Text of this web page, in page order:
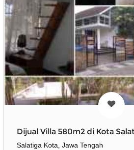
Dijual Villa 580m2 di Kota
Salatiga Kota, Jawa Tengah